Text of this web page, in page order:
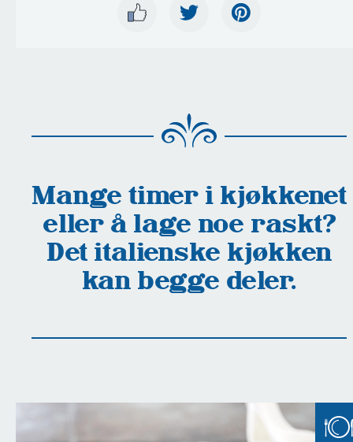
Mange timer i kjøkkenet
eller å lage noe raskt?
Det italienske kjøkken
kan begge deler.